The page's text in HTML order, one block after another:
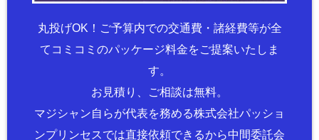
丸投げOK！ご予算内での交通費・諸経費等が全
てコミコミのパッケージ料金をご提案いたしま
す。
お見積り、ご相談は無料。
マジシャン自らが代表を務める株式会社パッショ
ンプリンセスでは直接依頼できるから中間委託会